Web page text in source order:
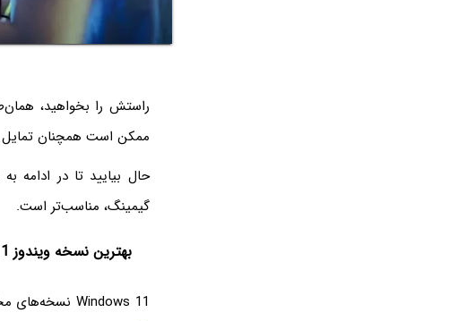
ممکن است همچنان تمایل به استفاده
حال بیایید تا در ادامه
گیمینگ، مناسب‌تر است.
بهترین نسخه ویندوز 11 برای گیمرها
Windows 11 نسخه‌های مختلفی دارد، مانند: ویندوز 11 هوم؛